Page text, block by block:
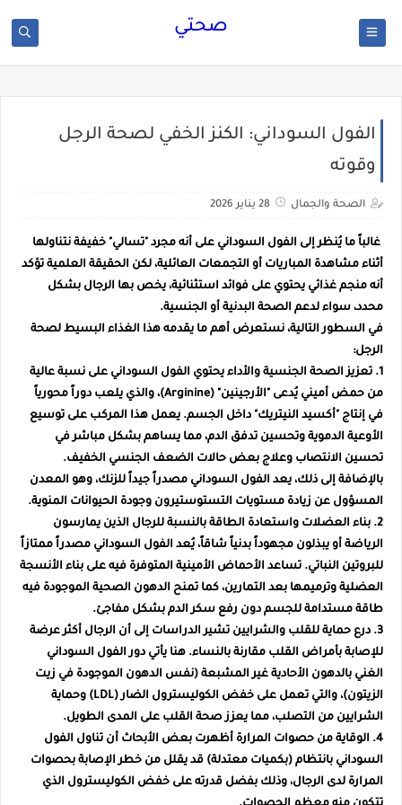
صحتي
الفول السوداني: الكنز الخفي لصحة الرجل
وقوته
الصحة والجمال 28 يناير 2026
غالباً ما يُنظر إلى الفول السوداني على أنه مجرد "تسالي" خفيفة نتناولها
أثناء مشاهدة المباريات أو التجمعات العائلية، لكن الحقيقة العلمية تؤكد
أنه منجم غذائي يحتوي على فوائد استثنائية، يخص بها الرجال بشكل
محدد، سواء لدعم الصحة البدنية أو الجنسية.
في السطور التالية، نستعرض أهم ما يقدمه هذا الغذاء البسيط لصحة
الرجل:
1. تعزيز الصحة الجنسية والأداء
يحتوي الفول السوداني على نسبة عالية
من حمض أميني يُدعى "الأرجينين" (Arginine)، والذي يلعب دوراً محورياً
في إنتاج "أكسيد النيتريك" داخل الجسم. يعمل هذا المركب على توسيع
الأوعية الدموية وتحسين تدفق الدم، مما يساهم بشكل مباشر في
تحسين الانتصاب وعلاج بعض حالات الضعف الجنسي الخفيف.
بالإضافة إلى ذلك، يعد الفول السوداني مصدراً جيداً للزنك، وهو المعدن
المسؤول عن زيادة مستويات التستوستيرون وجودة الحيوانات المنوية.
2. بناء العضلات واستعادة الطاقة
بالنسبة للرجال الذين يمارسون
الرياضة أو يبذلون مجهوداً بدنياً شاقاً، يُعد الفول السوداني مصدراً ممتازاً
للبروتين النباتي. تساعد الأحماض الأمينية المتوفرة فيه على بناء الأنسجة
العضلية وترميمها بعد التمارين، كما تمنح الدهون الصحية الموجودة فيه
طاقة مستدامة للجسم دون رفع سكر الدم بشكل مفاجئ.
3. درع حماية للقلب والشرايين
تشير الدراسات إلى أن الرجال أكثر عرضة
للإصابة بأمراض القلب مقارنة بالنساء. هنا يأتي دور الفول السوداني
الغني بالدهون الأحادية غير المشبعة (نفس الدهون الموجودة في زيت
الزيتون)، والتي تعمل على خفض الكوليسترول الضار (LDL) وحماية
الشرايين من التصلب، مما يعزز صحة القلب على المدى الطويل.
4. الوقاية من حصوات المرارة
أظهرت بعض الأبحاث أن تناول الفول
السوداني بانتظام (بكميات معتدلة) قد يقلل من خطر الإصابة بحصوات
المرارة لدى الرجال، وذلك بفضل قدرته على خفض الكوليسترول الذي